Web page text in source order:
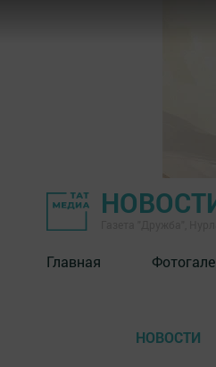
Главная
НОВОСТИ